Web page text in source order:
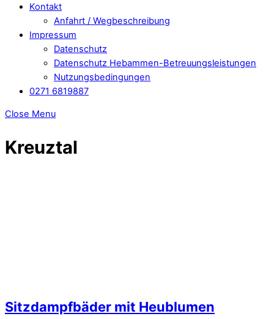
Kontakt
Anfahrt / Wegbeschreibung
Impressum
Datenschutz
Datenschutz Hebammen-Betreuungsleistungen
Nutzungsbedingungen
0271 6819887
Close Menu
Kreuztal
Sitzdampfbäder mit Heublumen